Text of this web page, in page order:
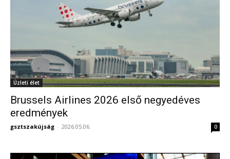
Üzleti élet
Brussels Airlines 2026 első negyedéves
eredmények
gsztszakújság - 2026.05.06. 0